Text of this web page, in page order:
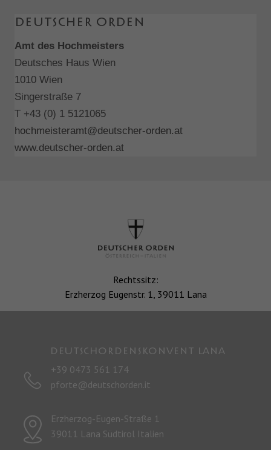
Deutscher Orden
Amt des Hochmeisters
Deutsches Haus Wien
1010 Wien
Singerstraße 7
T +43 (0) 1 5121065
hochmeisteramt@deutscher-orden.at
www.deutscher-orden.at
Rechtssitz:
Erzherzog Eugenstr. 1, 39011 Lana
Deutschordenskonvent LANA
+39 0473 561 174
pforte@deutschorden.it
Erzherzog-Eugen-Straße 1
39011 Lana Südtirol Italien